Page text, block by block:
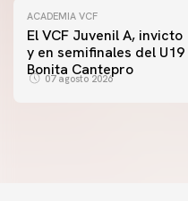
ACADEMIA VCF
El VCF Juvenil A, invicto
y en semifinales del U19
Bonita Cantepro
07 agosto 2026